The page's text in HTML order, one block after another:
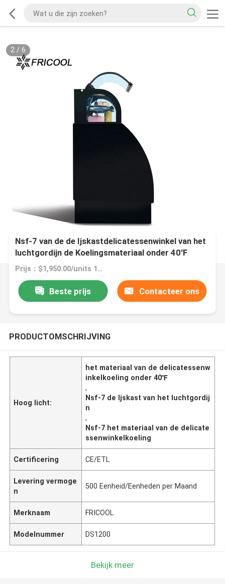
2/ 6
Nsf-7 van de de Ijskastdelicatessenwinkel van het
luchtgordijn de Koelingsmateriaal onder 40℉
Prijs：$1,950.00/units 1-4 units
Beste prijs Contacteer ons
PRODUCTOMSCHRIJVING
Hoog licht:
het materiaal van de delicatessenw
inkelkoeling onder 40℉
,
Nsf-7 de Ijskast van het luchtgordij
n
,
Nsf-7 het materiaal van de delicate
ssenwinkelkoeling
Certificering CE/ETL
Levering vermoge
n
500 Eenheid/Eenheden per Maand
Merknaam FRICOOL
Modelnummer DS1200
Bekijk meer